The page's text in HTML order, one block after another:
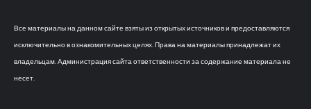
Все материалы на данном сайте взяты из открытых источников и предоставляются
исключительно в ознакомительных целях. Права на материалы принадлежат их
владельцам. Администрация сайта ответственности за содержание материала не
несет.